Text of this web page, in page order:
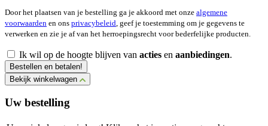
Door het plaatsen van je bestelling ga je akkoord met onze algemene
voorwaarden en ons privacybeleid , geef je toestemming om je gegevens te
verwerken en zie je af van het herroepingsrecht voor bederfelijke producten.
Ik wil op de hoogte blijven van acties en aanbiedingen.
Bestellen en betalen!
Bekijk winkelwagen
Uw bestelling